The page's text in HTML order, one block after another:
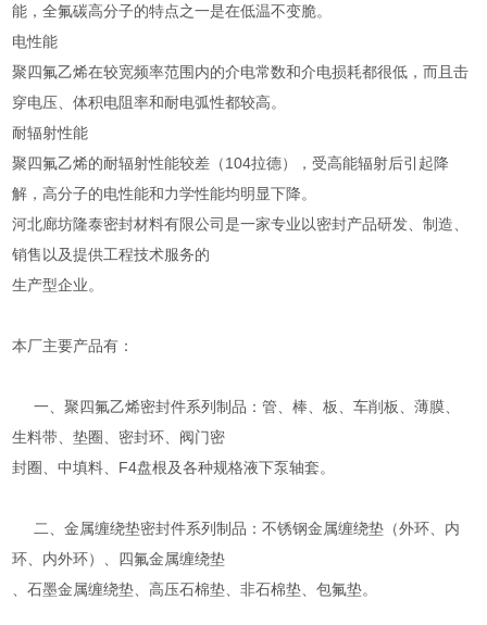
能，全氟碳高分子的特点之一是在低温不变脆。
电性能
聚四氟乙烯在较宽频率范围内的介电常数和介电损耗都很低，而且击
穿电压、体积电阻率和耐电弧性都较高。
耐辐射性能
聚四氟乙烯的耐辐射性能较差（104拉德），受高能辐射后引起降
解，高分子的电性能和力学性能均明显下降。
河北廊坊隆泰密封材料有限公司是一家专业以密封产品研发、制造、
销售以及提供工程技术服务的
生产型企业。
本厂主要产品有：
一、聚四氟乙烯密封件系列制品：管、棒、板、车削板、薄膜、
生料带、垫圈、密封环、阀门密
封圈、中填料、F4盘根及各种规格液下泵轴套。
二、金属缠绕垫密封件系列制品：不锈钢金属缠绕垫（外环、内
环、内外环）、四氟金属缠绕垫
、石墨金属缠绕垫、高压石棉垫、非石棉垫、包氟垫。